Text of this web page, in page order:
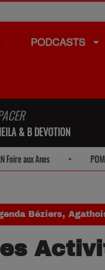
PODCASTS
& B DEVOTION
POMEROLS Vide-grenier
Béziers,